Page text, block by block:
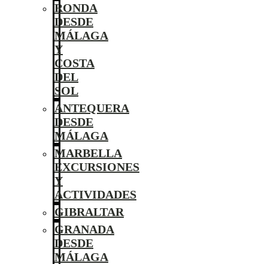
RONDA
DESDE
MÁLAGA
Y
COSTA
DEL
SOL
ANTEQUERA
DESDE
MÁLAGA
MARBELLA
EXCURSIONES
Y
ACTIVIDADES
GIBRALTAR
GRANADA
DESDE
MÁLAGA